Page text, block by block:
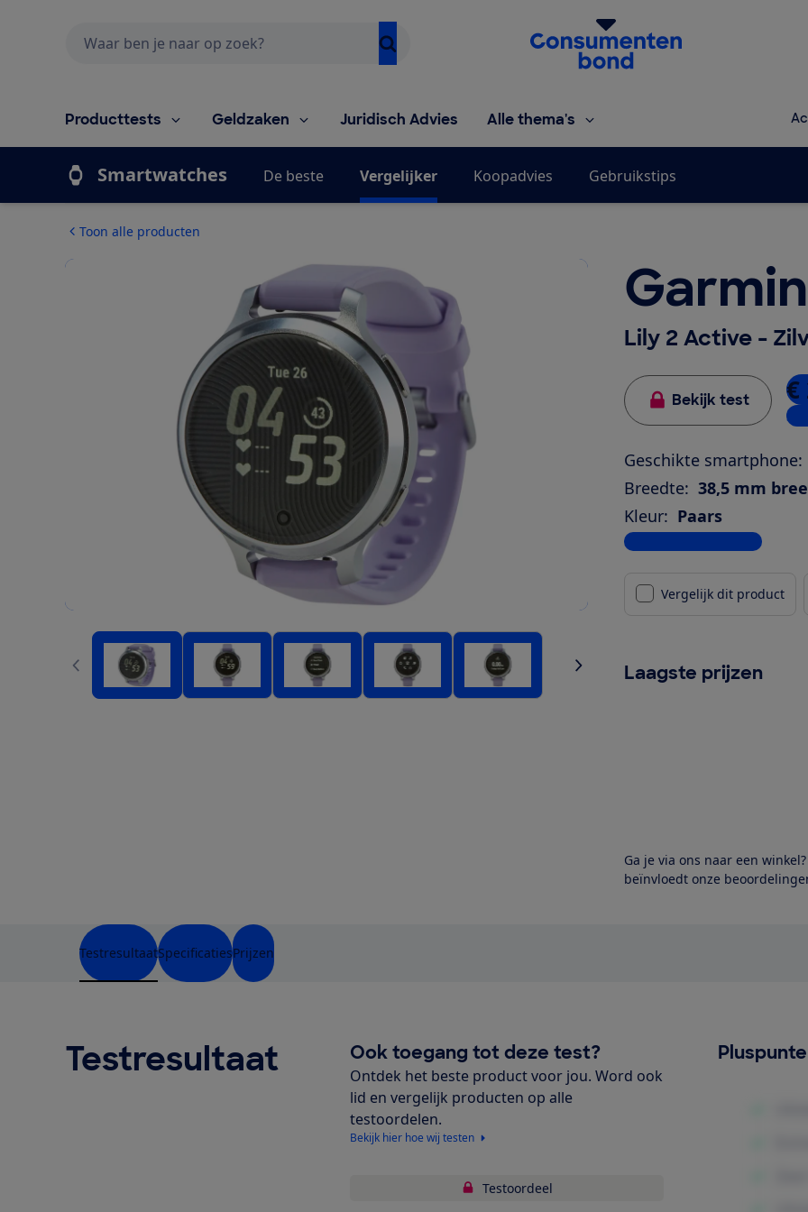
Homepage van de Consumentenbond
Producttests Geldzaken Juridisch Advies Alle thema's
Smartwatches De beste Vergelijker Koopadvies Gebruikstips
Toon alle producten
Garmin
Lily 2 Active -
Bekijk test €
3
Geschikte smartphone:
Breedte: 38,5 mm
Kleur: Paars
Bekijk alle specificaties
Vergelijk dit product
Laagste prijzen
Ga je via ons naar een
beïnvloedt onze
TestresultaatSpecificatiesPrijzen
Testresultaat Ook toegang tot deze test?
Ontdek het beste product voor jou. Word ook
lid en vergelijk producten op alle
testoordelen.
Bekijk hier hoe wij testen
Testoordeel